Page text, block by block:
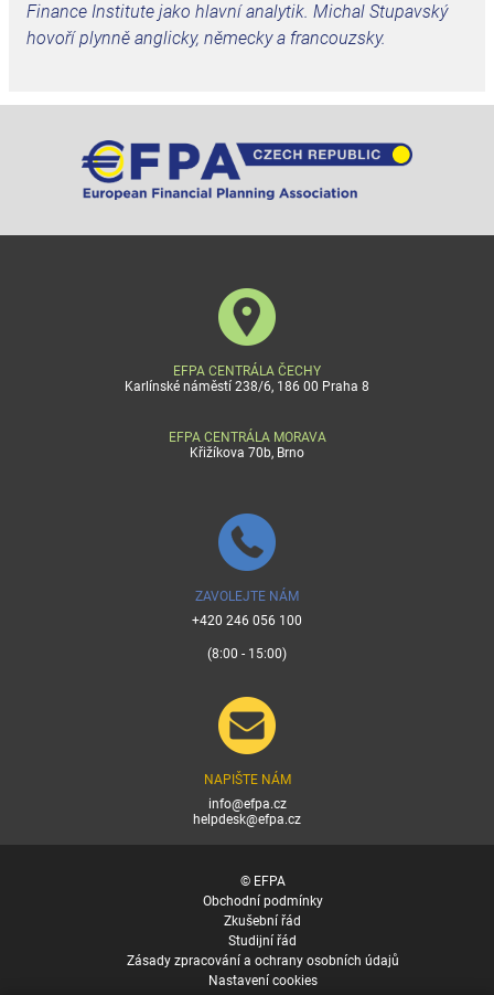
Finance Institute jako hlavní analytik. Michal Stupavský
hovoří plynně anglicky, německy a francouzsky.
EFPA CENTRÁLA ČECHY
Karlínské náměstí 238/6, 186 00 Praha 8
EFPA CENTRÁLA MORAVA
Křižíkova 70b, Brno
ZAVOLEJTE NÁM
+420 246 056 100
(8:00 - 15:00)
NAPIŠTE NÁM
info@efpa.cz
helpdesk@efpa.cz
© EFPA
Obchodní podmínky
Zkušební řád
Studijní řád
Zásady zpracování a ochrany osobních údajů
Nastavení cookies